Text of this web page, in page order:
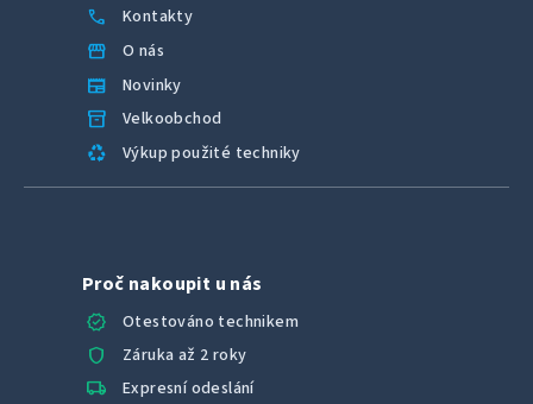
call Kontakty
storefront O nás
newspaper Novinky
inventory_2 Velkoobchod
recycling Výkup použité techniky
Proč nakoupit u nás
verified
Otestováno technikem
shield Záruka až 2 roky
local_shipping Expresní odeslání